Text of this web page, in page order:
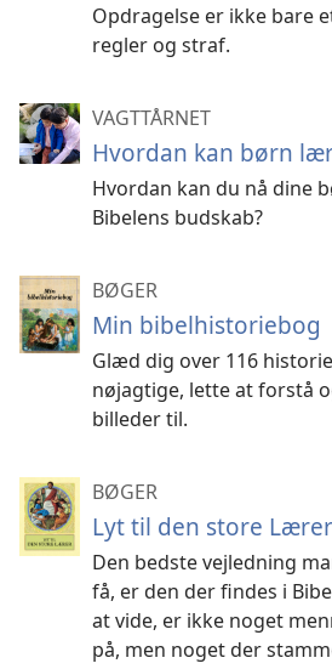
Opdragelse er ikke bare
regler og straf.
VAGTTÅRNET
Hvordan kan børn
Hvordan kan du nå dine
Bibelens budskab?
BØGER
Min bibelhistoriebog
Glæd dig over 116
nøjagtige, lette at forstå
billeder til.
BØGER
Lyt til den store Lærer
Den bedste vejledning
få, er den der findes i
at vide, er ikke noget
på, men noget der